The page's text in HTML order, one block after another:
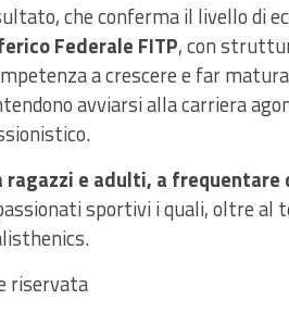
che conferma il livello di
Federale FITP, con
a crescere e far
avviarsi alla carriera
ragazzi e adulti, a frequentare
sportivi i quali, oltre al
riservata